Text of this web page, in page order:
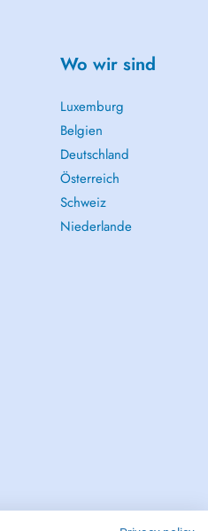
Wo wir sind
Luxemburg
Belgien
Deutschland
Österreich
Schweiz
Niederlande